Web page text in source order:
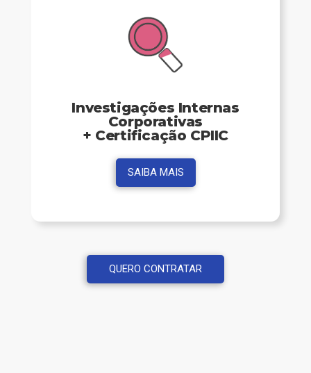
Investigações Internas
Corporativas
+ Certificação CPIIC
SAIBA MAIS
QUERO CONTRATAR